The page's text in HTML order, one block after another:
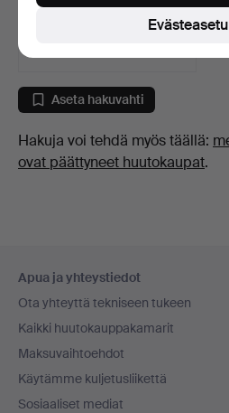
82 USD
Aseta hakuvahti
Hakuja voi tehdä myös täällä:
ovat päättyneet huutokaupat.
Apua ja yhteystiedot
Ota yhteyttä tekniseen tukeen
Kaikki huutokauppakamarit
Maksuvaihtoehdot
Käytämme kuljetusliikettä
Sosiaaliset mediat